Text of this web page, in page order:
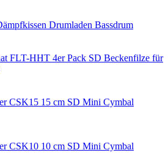
Drumladen Bassdrum
SD Beckenfilze für
SD Mini Cymbal
SD Mini Cymbal